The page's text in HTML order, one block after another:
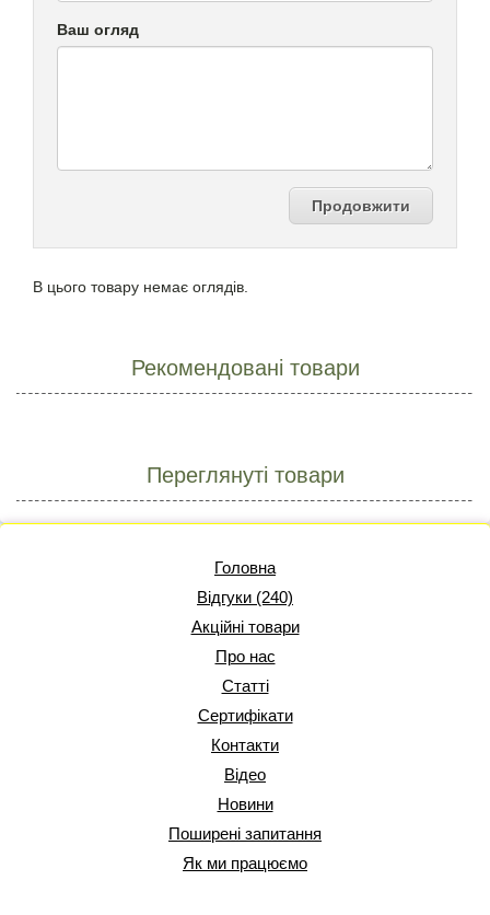
Ваш огляд
Продовжити
В цього товару немає оглядів.
Рекомендовані товари
Переглянуті товари
Головна
Відгуки (240)
Акційні товари
Про нас
Статті
Сертифікати
Контакти
Відео
Новини
Поширені запитання
Як ми працюємо